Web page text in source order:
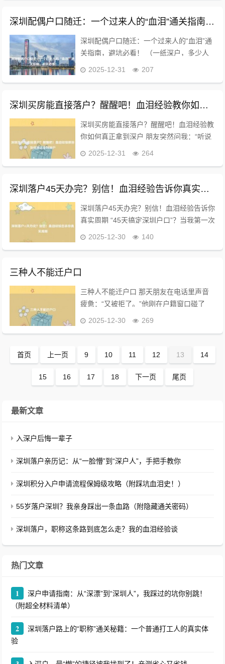
像...
深圳配偶户口随迁：一个过来人的“血泪”通关指南，避坑必看！
深圳配偶户口随迁：一个过来人的“血泪”通
关指南，避坑必看！ （一纸深户，多少人
头...
2025-12-31 207
深圳买房能直接落户？醒醒吧！血泪经验教你如何真正拿到深户
深圳买房能直接落户？醒醒吧！血泪经验教
你如何真正拿到深户 朋友突然问我：“听说
2025-12-31 264
深圳落户45天办完？别信！血泪经验告诉你真实周期
深圳落户45天办完？别信！血泪经验告诉你
真实周期 “45天搞定深圳户口”？当我第一次
2025-12-30 140
三种人不能迁户口
三种人不能迁户口 那天朋友在电话里声音
疲惫：“又被拒了。”他刚在户籍窗口碰了
是社...
2025-12-30 269
首页 上一页 9 10 11 12 13 14
15 16 17 18 下一页 尾页
最新文章
入深户后悔一辈子
深圳落户亲历记：从“一脸懵”到“深户人”，手把手教你
深圳积分入户申请流程保姆级攻略（附踩坑血泪史！）
55岁落户深圳？我亲身踩出一条血路（附隐藏通关密码）
深圳落户，职称这条路到底怎么走？我的血泪经验谈
热门文章
1
深户申请指南：从“深漂”到“深圳人”，我踩过的坑你别跳！
（附超全材料清单）
2
深圳落户路上的“职称”通关秘籍：一个普通打工人的真实体
验